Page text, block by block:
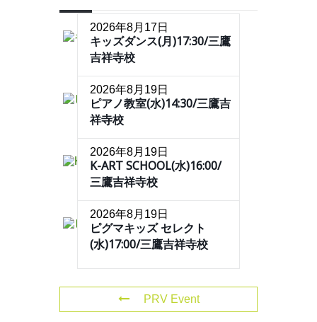
2026年8月17日
キッズダンス(月)17:30/三鷹
吉祥寺校
2026年8月19日
ピアノ教室(水)14:30/三鷹吉
祥寺校
2026年8月19日
K-ART SCHOOL(水)16:00/
三鷹吉祥寺校
2026年8月19日
ピグマキッズ セレクト
(水)17:00/三鷹吉祥寺校
PRV Event